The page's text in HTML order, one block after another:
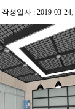
작성일자 : 2019-03-24,